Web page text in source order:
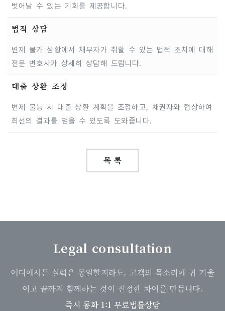
벗어날 수 있는 기회를 제공합니다.
법적 상담
변제 불가 상황에서 채무자가 취할 수 있는 법적 조치에 대해
전문 변호사가 상세히 상담해 드립니다.
대출 상환 조정
변제 불능 시 대출 상환 계획을 조정하고, 채권자와 협상하여
최선의 결과를 얻을 수 있도록 도와줍니다.
목 록
Legal consultation
어디에서든 실력은 동일할지라도, 고객의 목소리에 귀 기울
이고 끝까지 함께하는 것이 진정한 차이를 만듭니다.
즉시 통화 1:1 무료법률상담